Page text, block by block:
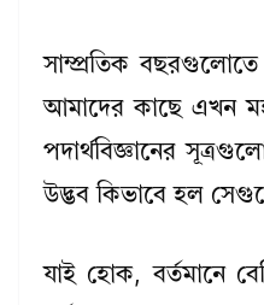
সাম্প্রতিক বছরগুলোতে
আমাদের কাছে এখন
পদার্থবিজ্ঞানের
উদ্ভব কিভাবে হল
যাই হোক, বর্তমানে